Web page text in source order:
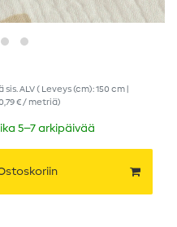
sis. ALV( Leveys (cm): 150 cm |
€ / metriä)
5–7 arkipäivää